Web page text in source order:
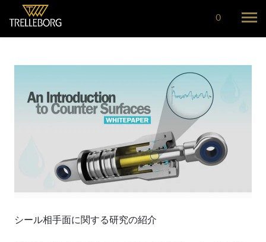
0
シール相手面に関する研究の紹介